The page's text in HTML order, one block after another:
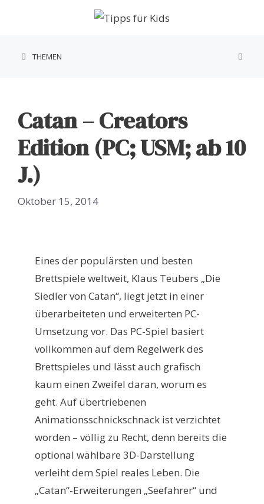
THEMEN
Catan – Creators
Edition (PC; USM; ab 10
J.)
Oktober 15, 2014
Eines der populärsten und besten
Brettspiele weltweit, Klaus Teubers „Die
Siedler von Catan“, liegt jetzt in einer
überarbeiteten und erweiterten PC-
Umsetzung vor. Das PC-Spiel basiert
vollkommen auf dem Regelwerk des
Brettspieles und lässt auch grafisch
kaum einen Zweifel daran, worum es
geht. Auf übertriebenen
Animationsschnickschnack ist verzichtet
worden – völlig zu Recht, denn bereits die
optional wählbare 3D-Darstellung
verleiht dem Spiel reales Leben. Die
„Catan“-Erweiterungen „Seefahrer“ und